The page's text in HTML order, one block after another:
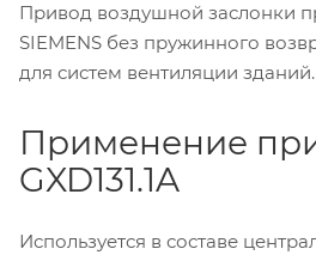
Привод воздушной заслонки
SIEMENS без пружинного
для систем вентиляции зданий.
Применение
GXD131.1A
Используется в составе